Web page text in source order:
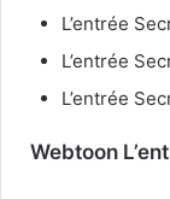
L’entrée
L’entrée
L’entrée
Webtoon